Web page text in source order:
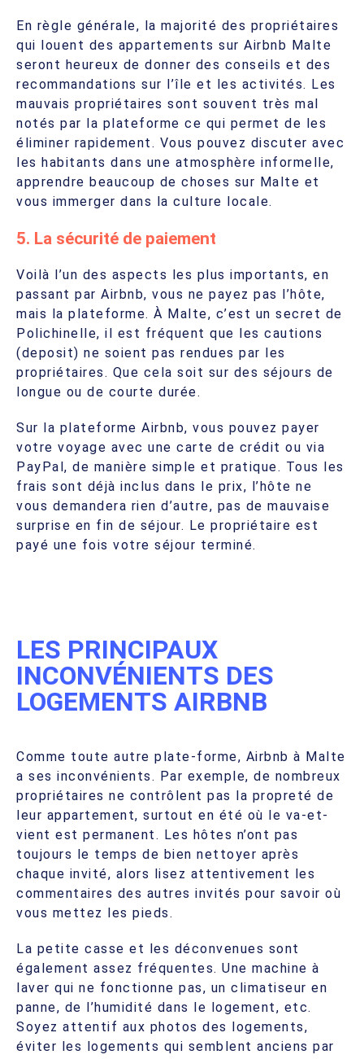
En règle générale, la majorité des propriétaires
qui louent des appartements sur Airbnb Malte
seront heureux de donner des conseils et des
recommandations sur l’île et les activités. Les
mauvais propriétaires sont souvent très mal
notés par la plateforme ce qui permet de les
éliminer rapidement. Vous pouvez discuter avec
les habitants dans une atmosphère informelle,
apprendre beaucoup de choses sur Malte et
vous immerger dans la culture locale.
5. La sécurité de paiement
Voilà l’un des aspects les plus importants, en
passant par Airbnb, vous ne payez pas l’hôte,
mais la plateforme. À Malte, c’est un secret de
Polichinelle, il est fréquent que les cautions
(deposit) ne soient pas rendues par les
propriétaires. Que cela soit sur des séjours de
longue ou de courte durée.
Sur la plateforme Airbnb, vous pouvez payer
votre voyage avec une carte de crédit ou via
PayPal, de manière simple et pratique. Tous les
frais sont déjà inclus dans le prix, l’hôte ne
vous demandera rien d’autre, pas de mauvaise
surprise en fin de séjour. Le propriétaire est
payé une fois votre séjour terminé.
LES PRINCIPAUX
INCONVÉNIENTS DES
LOGEMENTS AIRBNB
Comme toute autre plate-forme, Airbnb à Malte
a ses inconvénients. Par exemple, de nombreux
propriétaires ne contrôlent pas la propreté de
leur appartement, surtout en été où le va-et-
vient est permanent. Les hôtes n’ont pas
toujours le temps de bien nettoyer après
chaque invité, alors lisez attentivement les
commentaires des autres invités pour savoir où
vous mettez les pieds.
La petite casse et les déconvenues sont
également assez fréquentes. Une machine à
laver qui ne fonctionne pas, un climatiseur en
panne, de l’humidité dans le logement, etc.
Soyez attentif aux photos des logements,
éviter les logements qui semblent anciens par